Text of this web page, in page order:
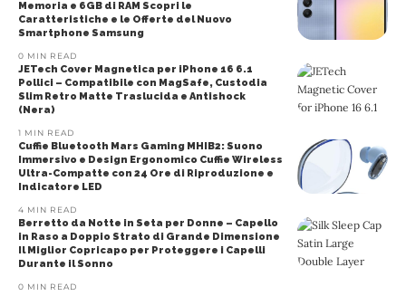
Memoria e 6GB di RAM Scopri le
Caratteristiche e le Offerte del Nuovo
Smartphone Samsung
0 MIN READ
JETech Cover Magnetica per iPhone 16 6.1
Pollici – Compatibile con MagSafe, Custodia
Slim Retro Matte Traslucida e Antishock
(Nera)
1 MIN READ
Cuffie Bluetooth Mars Gaming MHIB2: Suono
Immersivo e Design Ergonomico Cuffie Wireless
Ultra-Compatte con 24 Ore di Riproduzione e
Indicatore LED
4 MIN READ
Berretto da Notte in Seta per Donne – Capello
in Raso a Doppio Strato di Grande Dimensione
Il Miglior Copricapo per Proteggere i Capelli
Durante il Sonno
0 MIN READ